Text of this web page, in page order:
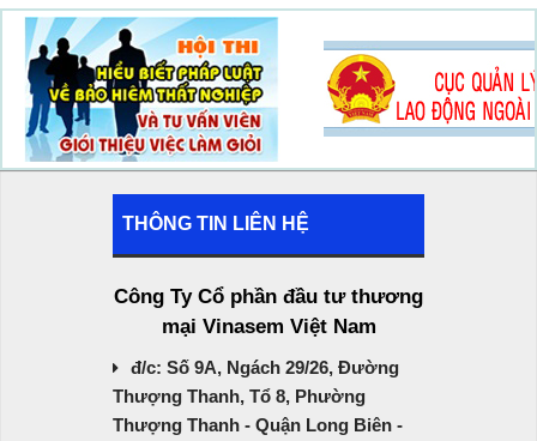
THÔNG TIN LIÊN HỆ
Công Ty Cổ phần đầu tư thương
mại Vinasem Việt Nam
đ/c: Số 9A, Ngách 29/26, Đường
Thượng Thanh, Tổ 8, Phường
Thượng Thanh - Quận Long Biên -